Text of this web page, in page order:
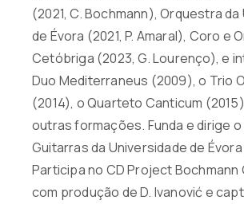
(2021, C. Bochmann), Orquestra
de Évora (2021, P. Amaral), Coro e
Cetóbriga (2023, G. Lourenço), e
Duo Mediterraneus (2009), o Trio
(2014), o Quarteto Canticum
outras formações. Funda e dirige o
Guitarras da Universidade de
Participa no CD Project Bochmann
com produção de D. Ivanović e